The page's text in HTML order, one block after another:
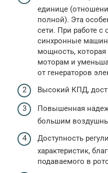
единице
полной). Эта
сети. При работе
синхронные
мощность,
моторам и
от генераторов
Высокий КПД,
Повышенная
большим
Доступность
характеристик,
подаваемого в